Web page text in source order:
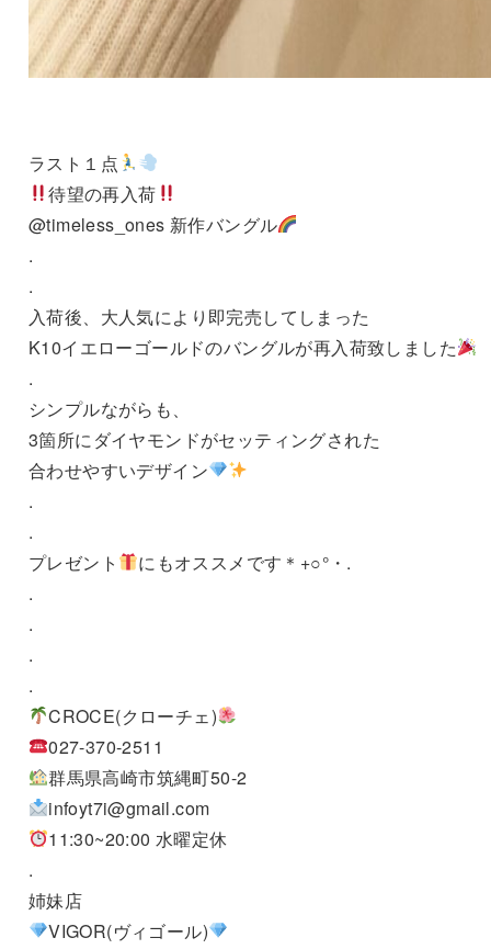
ラスト１点
待望の再入荷
@timeless_ones 新作バングル
.
.
入荷後、大人気により即完売してしまった
K10イエローゴールドのバングルが再入荷致しました
.
シンプルながらも、
3箇所にダイヤモンドがセッティングされた
合わせやすいデザイン
.
.
プレゼント
にもオススメです＊+○°・.
.
.
.
.
CROCE(クローチェ)
027-370-2511
群馬県高崎市筑縄町50-2
infoyt7i@gmail.com
11:30~20:00 水曜定休
.
姉妹店
VIGOR(ヴィゴール)